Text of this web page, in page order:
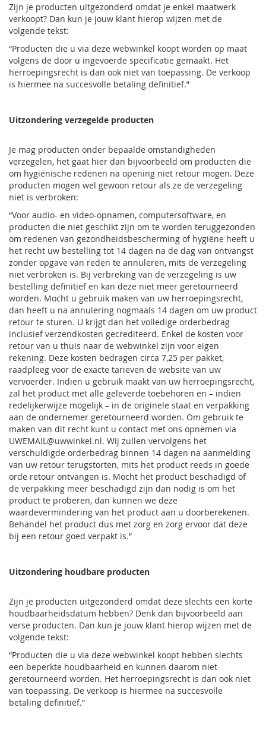
Zijn je producten uitgezonderd omdat je enkel maatwerk
verkoopt? Dan kun je jouw klant hierop wijzen met de
volgende tekst:
“Producten die u via deze webwinkel koopt worden op maat
volgens de door u ingevoerde specificatie gemaakt. Het
herroepingsrecht is dan ook niet van toepassing. De verkoop
is hiermee na succesvolle betaling definitief.”
Uitzondering verzegelde producten
Je mag producten onder bepaalde omstandigheden
verzegelen, het gaat hier dan bijvoorbeeld om producten die
om hygiënische redenen na opening niet retour mogen. Deze
producten mogen wel gewoon retour als ze de verzegeling
niet is verbroken:
“Voor audio- en video-opnamen, computersoftware, en
producten die niet geschikt zijn om te worden teruggezonden
om redenen van gezondheidsbescherming of hygiëne heeft u
het recht uw bestelling tot 14 dagen na de dag van ontvangst
zonder opgave van reden te annuleren, mits de verzegeling
niet verbroken is. Bij verbreking van de verzegeling is uw
bestelling definitief en kan deze niet meer geretourneerd
worden. Mocht u gebruik maken van uw herroepingsrecht,
dan heeft u na annulering nogmaals 14 dagen om uw product
retour te sturen. U krijgt dan het volledige orderbedrag
inclusief verzendkosten gecrediteerd. Enkel de kosten voor
retour van u thuis naar de webwinkel zijn voor eigen
rekening. Deze kosten bedragen circa 7,25 per pakket,
raadpleeg voor de exacte tarieven de website van uw
vervoerder. Indien u gebruik maakt van uw herroepingsrecht,
zal het product met alle geleverde toebehoren en – indien
redelijkerwijze mogelijk – in de originele staat en verpakking
aan de ondernemer geretourneerd worden. Om gebruik te
maken van dit recht kunt u contact met ons opnemen via
UWEMAIL@uwwinkel.nl. Wij zullen vervolgens het
verschuldigde orderbedrag binnen 14 dagen na aanmelding
van uw retour terugstorten, mits het product reeds in goede
orde retour ontvangen is. Mocht het product beschadigd of
de verpakking meer beschadigd zijn dan nodig is om het
product te proberen, dan kunnen we deze
waardevermindering van het product aan u doorberekenen.
Behandel het product dus met zorg en zorg ervoor dat deze
bij een retour goed verpakt is.”
Uitzondering houdbare producten
Zijn je producten uitgezonderd omdat deze slechts een korte
houdbaarheidsdatum hebben? Denk dan bijvoorbeeld aan
verse producten. Dan kun je jouw klant hierop wijzen met de
volgende tekst:
“Producten die u via deze webwinkel koopt hebben slechts
een beperkte houdbaarheid en kunnen daarom niet
geretourneerd worden. Het herroepingsrecht is dan ook niet
van toepassing. De verkoop is hiermee na succesvolle
betaling definitief.”